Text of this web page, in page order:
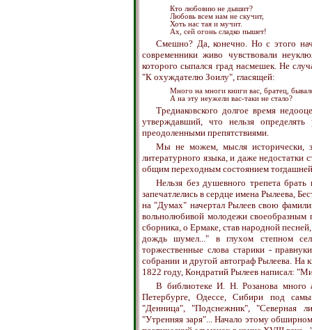
Кто любовию не дышит?
Любовь всем нам не скучит,
Хоть нас тая и мучит.
Ах, сей огонь сладко пышет!
Смешно? Да, конечно. Но с этого
современники живо чувствовали
которого сыпался град насмешек. Не
"К охуждателю Зоилу", гласящей:
Много на многи книги вас, братец,
А на эту неужели вас-таки не стало?
Тредиаковского долгое время
утверждавший, что нельзя
преодоленными препятствиями.
Мы не можем, мысля исторически,
литературного языка, и даже недостатки
общим переходным состоянием тогдашней
Нельзя без душевного трепета
запечатлелись в сердце имена Рылеева,
на "Думах" начертал Рылеев свою
вольнолюбивой молодежи
сборника, о Ермаке, став народной
дождь шумел..." в глухом степном
торжественные слова старики -
собрании и другой автограф Рылеева. На
1822 году, Кондратий Рылеев написал:
В библиотеке И. Н. Розанова
Петербурге, Одессе, Сибири под
"Денница", "Подснежник", "Северная
"Утренняя заря"... Начало этому